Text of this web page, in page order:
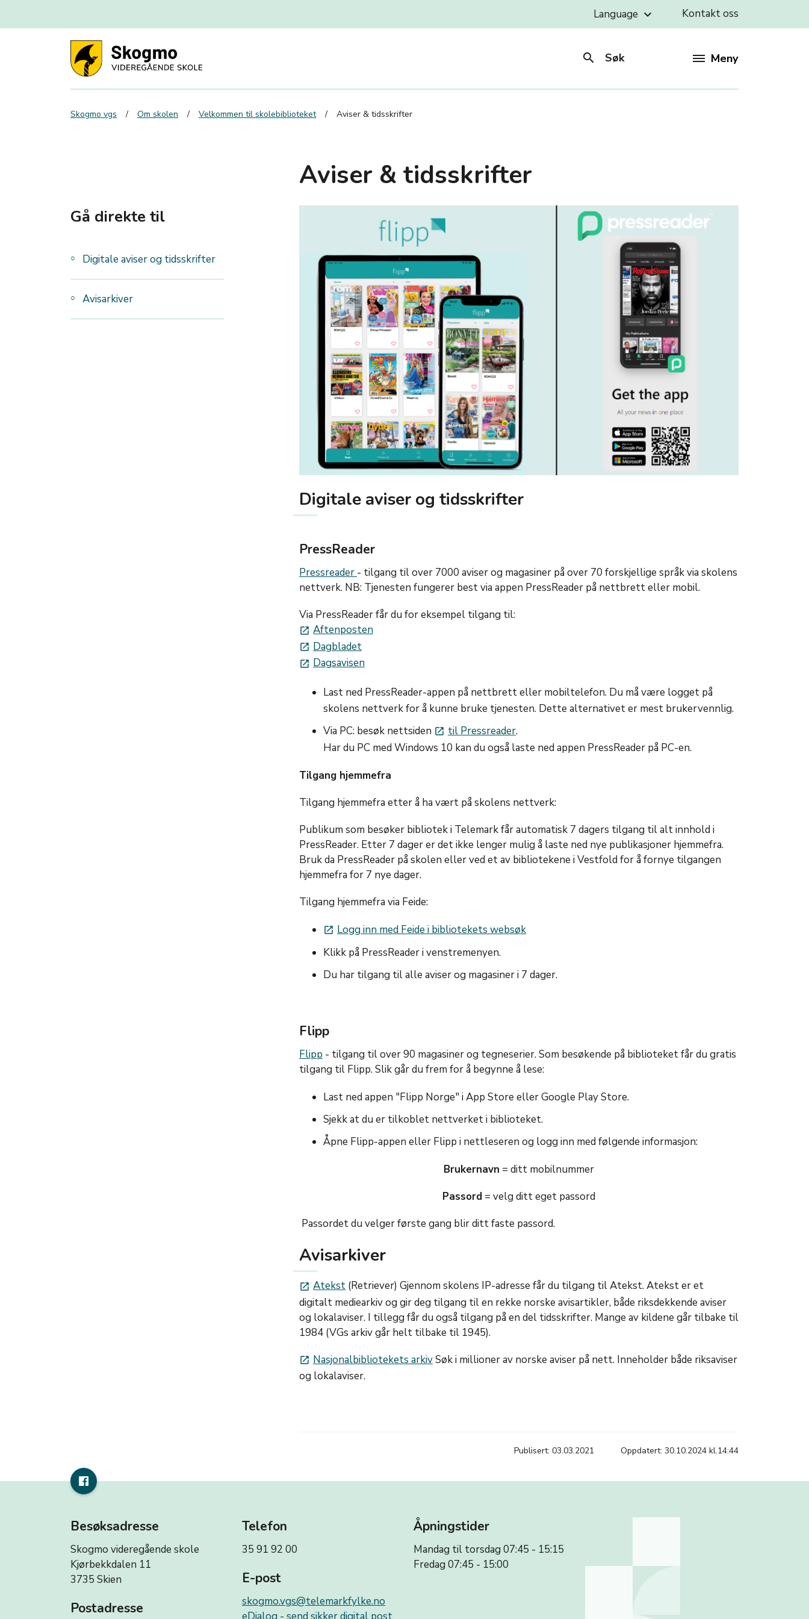
Language keyboard_arrow_down Kontakt oss
search Søk Meny
Skogmo vgs Om skolen Velkommen til skolebiblioteket Aviser & tidsskrifter
Aviser & tidsskrifter
Gå direkte til
Digitale aviser og tidsskrifter
Avisarkiver
Digitale aviser og tidsskrifter
PressReader
Pressreader - tilgang til over 7000 aviser og magasiner på over 70 forskjellige språk via skolens
nettverk. NB: Tjenesten fungerer best via appen PressReader på nettbrett eller mobil.
Via PressReader får du for eksempel tilgang til:
launch Aftenposten
launch Dagbladet
launch Dagsavisen
Last ned PressReader-appen på nettbrett eller mobiltelefon. Du må være logget på
skolens nettverk for å kunne bruke tjenesten. Dette alternativet er mest brukervennlig.
Via PC: besøk nettsiden launch til Pressreader.
Har du PC med Windows 10 kan du også laste ned appen PressReader på PC-en.
Tilgang hjemmefra
Tilgang hjemmefra etter å ha vært på skolens nettverk:
Publikum som besøker bibliotek i Telemark får automatisk 7 dagers tilgang til alt innhold i
PressReader. Etter 7 dager er det ikke lenger mulig å laste ned nye publikasjoner hjemmefra.
Bruk da PressReader på skolen eller ved et av bibliotekene i Vestfold for å fornye tilgangen
hjemmefra for 7 nye dager.
Tilgang hjemmefra via Feide:
launch Logg inn med Feide i bibliotekets websøk
Klikk på PressReader i venstremenyen.
Du har tilgang til alle aviser og magasiner i 7 dager.
Flipp
Flipp - tilgang til over 90 magasiner og tegneserier. Som besøkende på biblioteket får du gratis
tilgang til Flipp. Slik går du frem for å begynne å lese:
Last ned appen "Flipp Norge" i App Store eller Google Play Store.
Sjekk at du er tilkoblet nettverket i biblioteket.
Åpne Flipp-appen eller Flipp i nettleseren og logg inn med følgende informasjon:
Brukernavn = ditt mobilnummer
Passord= velg ditt eget passord
Passordet du velger første gang blir ditt faste passord.
Avisarkiver
launch Atekst(Retriever) Gjennom skolens IP-adresse får du tilgang til Atekst. Atekst er et
digitalt mediearkiv og gir deg tilgang til en rekke norske avisartikler, både riksdekkende aviser
og lokalaviser. I tillegg får du også tilgang på en del tidsskrifter. Mange av kildene går tilbake til
1984 (VGs arkiv går helt tilbake til 1945).
launch Nasjonalbibliotekets arkivSøk i millioner av norske aviser på nett. Inneholder både riksaviser
og lokalaviser.
Publisert: 03.03.2021 Oppdatert: 30.10.2024 kl.14:44
Besøksadresse
Skogmo videregående skole
Kjørbekkdalen 11
3735 Skien
Postadresse
Telefon
35 91 92 00
E-post
skogmo.vgs@telemarkfylke.no
Åpningstider
Mandag til torsdag 07:45 - 15:15
Fredag 07:45 - 15:00